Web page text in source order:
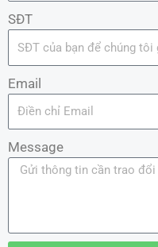
SĐT
Email
Message